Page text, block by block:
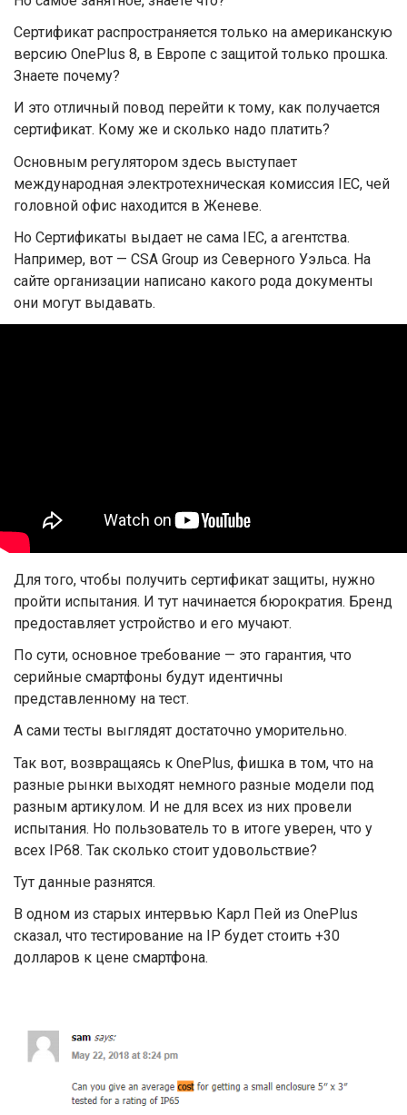
Сертификат распространяется только на американскую
версию OnePlus 8, в Европе с защитой только прошка.
Знаете почему?
И это отличный повод перейти к тому, как получается
сертификат. Кому же и сколько надо платить?
Основным регулятором здесь выступает
международная электротехническая комиссия IEC, чей
головной офис находится в Женеве.
Но Сертификаты выдает не сама IEC, а агентства.
Например, вот — CSA Group из Северного Уэльса. На
сайте организации написано какого рода документы
они могут выдавать.
Для того, чтобы получить сертификат защиты, нужно
пройти испытания. И тут начинается бюрократия. Бренд
предоставляет устройство и его мучают.
По сути, основное требование — это гарантия, что
серийные смартфоны будут идентичны
представленному на тест.
А сами тесты выглядят достаточно уморительно.
Так вот, возвращаясь к OnePlus, фишка в том, что на
разные рынки выходят немного разные модели под
разным артикулом. И не для всех из них провели
испытания. Но пользователь то в итоге уверен, что у
всех IP68. Так сколько стоит удовольствие?
Тут данные разнятся.
В одном из старых интервью Карл Пей из OnePlus
сказал, что тестирование на IP будет стоить +30
долларов к цене смартфона.